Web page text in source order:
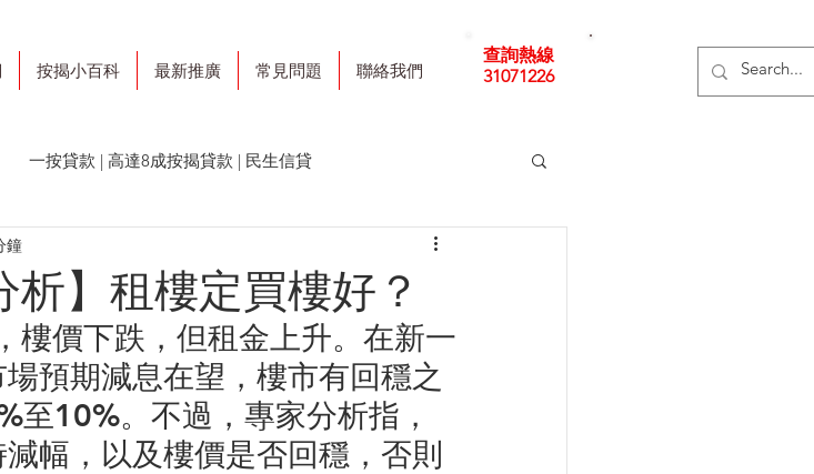
按揭小百科 最新推廣 常見問題 聯絡我們
查詢熱線
31071226
一按貸款 | 高達8成按揭貸款 | 民生信貸
析】租樓定買樓好？
鐘
樓價下跌，但租金上升。在新一
預期減息在望，樓市有回穩之
至10%。不過，專家分析指，
幅，以及樓價是否回穩，否則